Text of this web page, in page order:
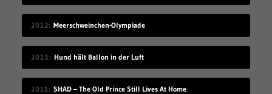
2012 Meerschweinchen-Olympiade
2015 Hund hält Ballon in der Luft
2011 SHAD – The Old Prince Still Lives At Home